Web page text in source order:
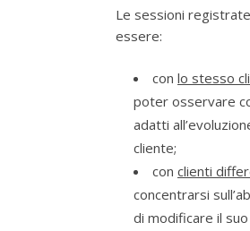
Le sessioni
essere:
con lo stesso
poter osservare
adatti
cliente;
con clienti
concentrarsi
di modificare il